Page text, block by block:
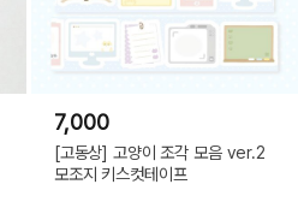
7,000
[고동상] 고양이 조각 모음 ver.2
모조지 키스컷테이프